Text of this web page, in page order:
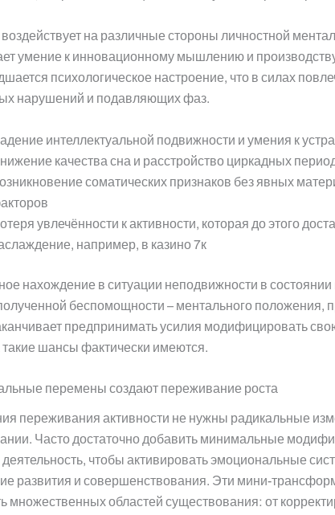
на различные стороны личностной
умение к инновационному мышлению и
психологическое настроение, что в силах
нарушений и подавляющих фаз.
интеллектуальной подвижности и умения к
качества сна и расстройство циркадных
соматических признаков без явных
увлечённости к активности, которая до этого
например, в казино 7к
нахождение в ситуации неподвижности в состоянии
беспомощности – ментального положения,
предпринимать усилия модифицировать
такие шансы фактически имеются.
перемены создают переживание роста
переживания активности не нужны радикальные
Часто достаточно добавить минимальные
чтобы активировать эмоциональные
развития и совершенствования. Эти мини-
множественных областей существования: от